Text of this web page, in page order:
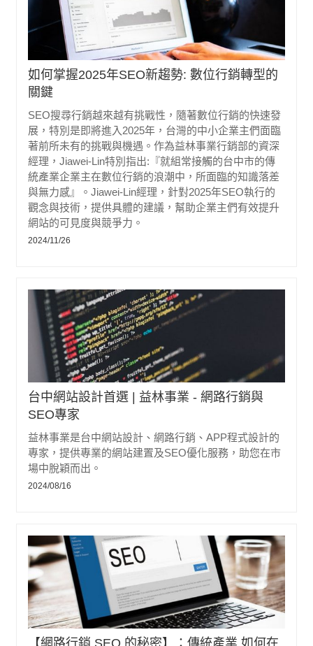
如何掌握2025年SEO新趨勢: 數位行銷轉型的
關鍵
SEO搜尋行銷越來越有挑戰性，隨著數位行銷的快速發
展，特別是即將進入2025年，台灣的中小企業主們面臨
著前所未有的挑戰與機遇。作為益林事業行銷部的資深
經理，Jiawei-Lin特別指出:『就組常接觸的台中市的傳
統產業企業主在數位行銷的浪潮中，所面臨的知識落差
與無力感』。Jiawei-Lin經理，針對2025年SEO執行的
觀念與技術，提供具體的建議，幫助企業主們有效提升
網站的可見度與競爭力。
2024/11/26
台中網站設計首選 | 益林事業 - 網路行銷與
SEO專家
益林事業是台中網站設計、網路行銷、APP程式設計的
專家，提供專業的網站建置及SEO優化服務，助您在市
場中脫穎而出。
2024/08/16
【網路行銷 SEO 的秘密】：傳統產業 如何在